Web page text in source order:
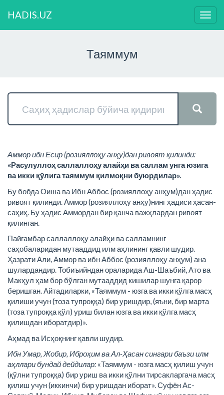
HADIS.UZ
Таяммум
Аммор ибн Ёсир (розияллоҳу анҳу)дан ривоят қилинди:
«Расулуллоҳ саллаллоҳу алайҳи ва саллам унга юзига
ва икки қўлига таяммум қилмоқни буюрдилар».
Бу бобда Оиша ва Ибн Аббос (розияллоҳу анҳум)дан ҳадис
ривоят қилинди. Аммор (розияллоҳу анҳу)нинг ҳадиси ҳасан-
саҳиҳ. Бу ҳадис Аммордан бир қанча важҳлардан ривоят
қилинган.
Пайғамбар саллаллоҳу алайҳи ва салламнинг
саҳобаларидан мутааддид илм аҳлининг қавли шудир.
Ҳазрати Али, Аммор ва ибн Аббос (розияллоҳу анҳум) ана
шулардандир. Тобиъийндан ораларида Аш-Шаъбий, Ато ва
Макҳул ҳам бор бўлган мутааддид кишилар шунга қарор
беришган. Айтадиларки, «Таяммум - юзга ва икки қўлга масҳ
қилиши учун (тоза тупроққа) бир уришдир, (яъни, бир марта
(тоза тупроққа қўл) уриш билан юзга ва икки қўлга масҳ
қилишдан иборатдир)».
Аҳмад ва Исҳоқнинг қавли шудир.
Ибн Умар, Жобир, Иброҳим ва Ал-Ҳасан сингари баъзи илм
аҳллари бундай дейдилар: «Таяммум - юзга масҳ қилиш учун
(қўлни тупроққа) бир уриш ва икки қўлни тирсакларгача масҳ
қилиш учун (иккинчи) бир уришдан иборат». Суфён Ас-